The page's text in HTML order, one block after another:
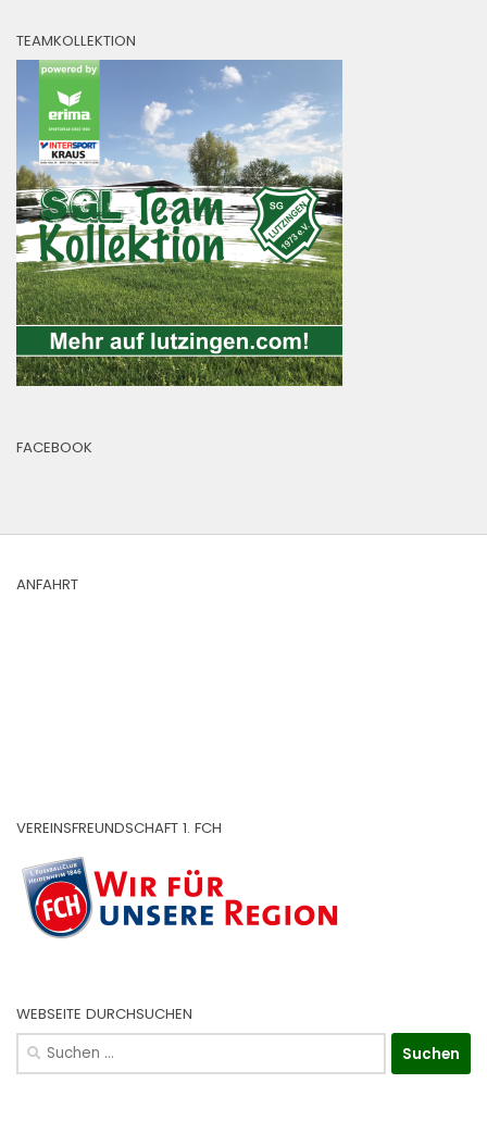
TEAMKOLLEKTION
FACEBOOK
ANFAHRT
VEREINSFREUNDSCHAFT 1. FCH
WEBSEITE DURCHSUCHEN
Suchen
nach: